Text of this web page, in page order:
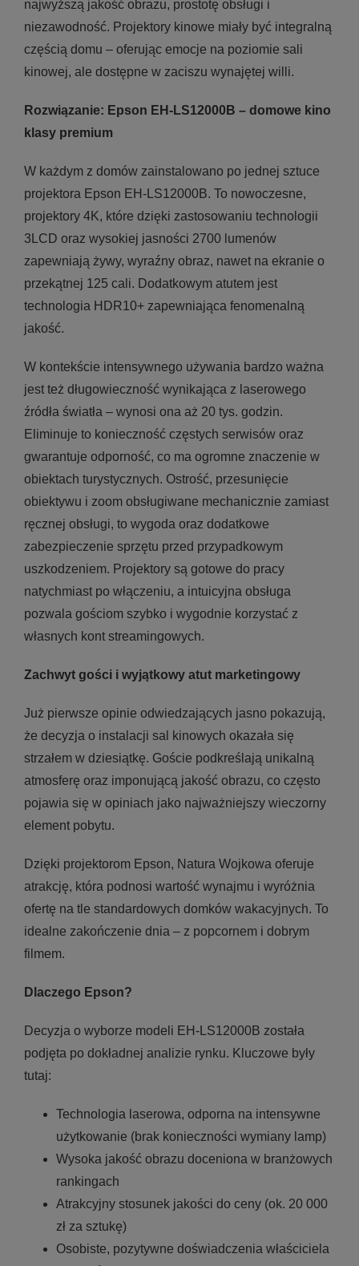
najwyższą jakość obrazu, prostotę obsługi i
niezawodność. Projektory kinowe miały być integralną
częścią domu – oferując emocje na poziomie sali
kinowej, ale dostępne w zaciszu wynajętej willi.
Rozwiązanie: Epson EH-LS12000B – domowe kino
klasy premium
W każdym z domów zainstalowano po jednej sztuce
projektora Epson EH-LS12000B. To nowoczesne,
projektory 4K, które dzięki zastosowaniu technologii
3LCD oraz wysokiej jasności 2700 lumenów
zapewniają żywy, wyraźny obraz, nawet na ekranie o
przekątnej 125 cali. Dodatkowym atutem jest
technologia HDR10+ zapewniająca fenomenalną
jakość.
W kontekście intensywnego używania bardzo ważna
jest też długowieczność wynikająca z laserowego
źródła światła – wynosi ona aż 20 tys. godzin.
Eliminuje to konieczność częstych serwisów oraz
gwarantuje odporność, co ma ogromne znaczenie w
obiektach turystycznych. Ostrość, przesunięcie
obiektywu i zoom obsługiwane mechanicznie zamiast
ręcznej obsługi, to wygoda oraz dodatkowe
zabezpieczenie sprzętu przed przypadkowym
uszkodzeniem. Projektory są gotowe do pracy
natychmiast po włączeniu, a intuicyjna obsługa
pozwala gościom szybko i wygodnie korzystać z
własnych kont streamingowych.
Zachwyt gości i wyjątkowy atut marketingowy
Już pierwsze opinie odwiedzających jasno pokazują,
że decyzja o instalacji sal kinowych okazała się
strzałem w dziesiątkę. Goście podkreślają unikalną
atmosferę oraz imponującą jakość obrazu, co często
pojawia się w opiniach jako najważniejszy wieczorny
element pobytu.
Dzięki projektorom Epson, Natura Wojkowa oferuje
atrakcję, która podnosi wartość wynajmu i wyróżnia
ofertę na tle standardowych domków wakacyjnych. To
idealne zakończenie dnia – z popcornem i dobrym
filmem.
Dlaczego Epson?
Decyzja o wyborze modeli EH-LS12000B została
podjęta po dokładnej analizie rynku. Kluczowe były
tutaj:
Technologia laserowa, odporna na intensywne
użytkowanie (brak konieczności wymiany lamp)
Wysoka jakość obrazu doceniona w branżowych
rankingach
Atrakcyjny stosunek jakości do ceny (ok. 20 000
zł za sztukę)
Osobiste, pozytywne doświadczenia właściciela